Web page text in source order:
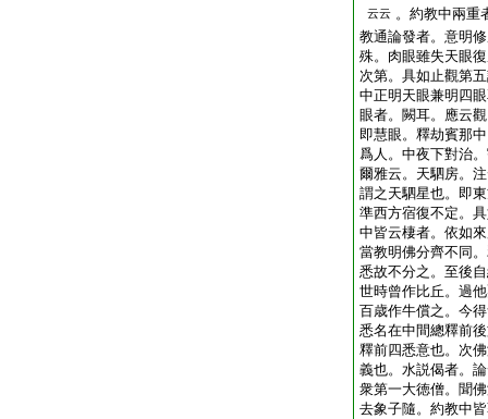
云云 。約教中兩重
教通論發者。意明
殊。肉眼雖失天眼
次第。具如止觀第
中正明天眼兼明四
眼者。闕耳。應云
即慧眼。釋劫賓那
爲人。中夜下對治
爾雅云。天駟房。
謂之天駟星也。即
準西方宿復不定。
中皆云棲者。依如
當教明佛分齊不同
悉故不分之。至後
世時曾作比丘。過
百歳作牛償之。今
悉名在中間總釋前
釋前四悉意也。次
義也。水説偈者。
衆第一大徳僧。聞
去象子隨。約教中